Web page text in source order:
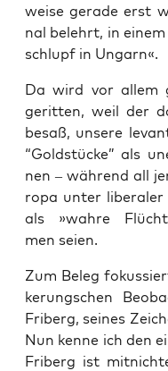
wei­se gera­de erst
nal belehrt, in
schlupf in Ungarn«.
Da wird vor allem
gerit­ten, weil der
besaß, unse­re
“Gold­stü­cke” als
nen – wäh­rend all
ro­pa unter libe­ra­ler
als »wah­re
men seien.
Zum Beleg
ke­rungs­chen
Fri­berg, sei­nes
Nun ken­ne ich den
Fri­berg ist